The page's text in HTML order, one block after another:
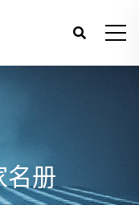
名册